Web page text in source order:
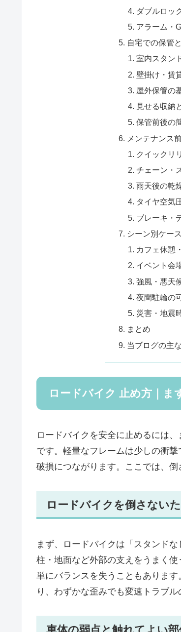
ダブルロッ
アラーム・
自宅での保管
室内スタン
壁掛け・賃
屋外保管の
見せる収納
保管前後の
メンテナンス
クイックリ
チェーン・
雨天後の乾
タイヤ空気
ブレーキ・
シーン別ケー
カフェ休憩
イベント会
強風・悪天
夜間駐輪の
災害・地震
まとめ
当ブログの主
ロードバイク 止め方｜ま
ロードバイクを安全に止めるには
です。軽量なフレームは少しの衝
破損につながります。ここでは、倒
ロードバイクを倒さない
まず、ロードバイクは「スタンド
柱・地面など外部の支えをうまく
単にバランスを失うこともありま
り、わずかな歪みでも変速トラブル